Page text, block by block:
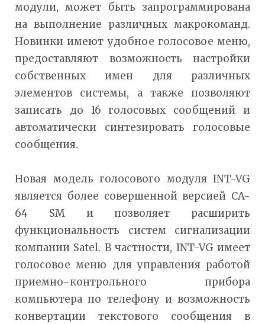
модули, может быть запрограммирована
на выполнение различных макрокоманд.
Новинки имеют удобное голосовое меню,
предоставляют возможность настройки
собственных имен для различных
элементов системы, а также позволяют
записать до 16 голосовых сообщений и
автоматически синтезировать голосовые
сообщения.
Новая модель голосового модуля INT-VG
является более совершенной версией CA-
64 SM и позволяет расширить
функциональность систем сигнализации
компании Satel. В частности, INT-VG имеет
голосовое меню для управления работой
приемно-контрольного прибора
компьютера по телефону и возможность
конвертации текстового сообщения в